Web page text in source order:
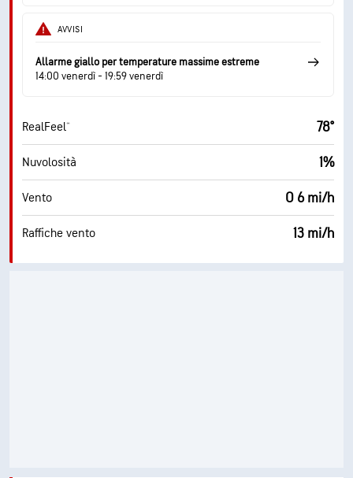
AVVISI
Allarme giallo per temperature massime estreme
14:00 venerdì - 19:59 venerdì
RealFeel® 78°
Nuvolosità 1%
Vento O 6 mi/h
Raffiche vento 13 mi/h